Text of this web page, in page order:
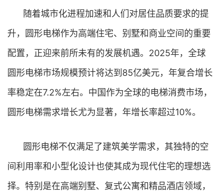
随着城市化进程加速和人们对居住品质要求的提
升，圆形电梯作为高端住宅、别墅和商业空间的重要
配置，正迎来前所未有的发展机遇。2025年，全球
圆形电梯市场规模预计将达到85亿美元，年复合增长
率稳定在7.2%左右。中国作为全球的电梯消费市场，
圆形电梯需求增长尤为显著，年增长率超过10%。
圆形电梯不仅满足了建筑美学需求，其独特的空
间利用率和小型化设计也使其成为现代住宅的理想选
择。特别是在高端别墅、复式公寓和精品酒店领域，